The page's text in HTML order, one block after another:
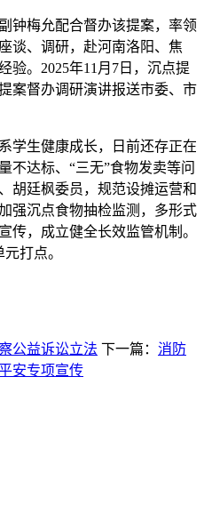
梅允配合督办该提案，率领
谈、调研，赴河南洛阳、焦
验。2025年11月7日，沉点提
案督办调研演讲报送市委、市
生健康成长，日前还存正在
不达标、“三无”食物发卖等问
胡廷枫委员，规范设摊运营和
强沉点食物抽检监测，多形式
传，成立健全长效监管机制。
打点。
公益诉讼立法 下一篇： 消防
安专项宣传